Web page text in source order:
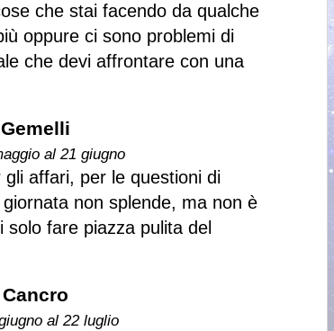
che stai facendo da qualche
oppure ci sono problemi di
che devi affrontare con una
Gemelli
al 21 giugno
affari, per le questioni di
non splende, ma non è
fare piazza pulita del
Cancro
al 22 luglio